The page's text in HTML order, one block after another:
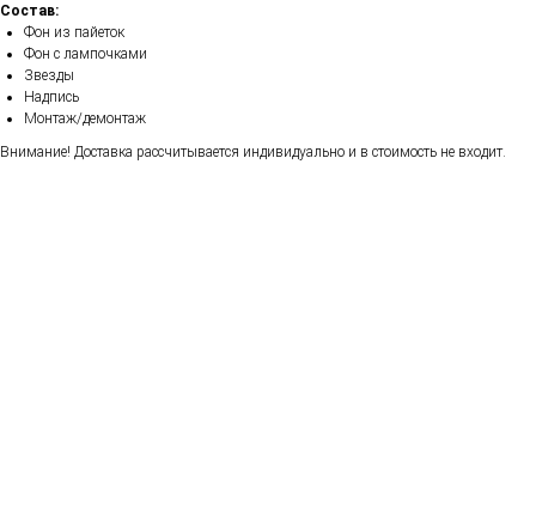
Состав:
Фон из пайеток
Фон с лампочками
Звезды
Надпись
Монтаж/демонтаж
Внимание! Доставка рассчитывается индивидуально и в стоимость не входит.